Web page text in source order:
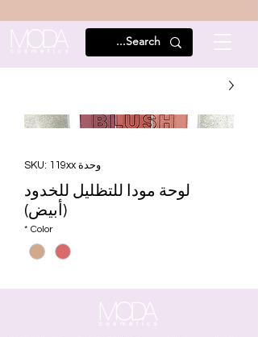
وحدة SKU: 119xx
لوحة مودا للتظليل للخدود
(أبيض)
Color
*